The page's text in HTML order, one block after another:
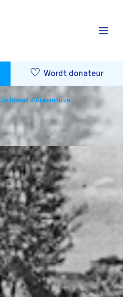
Wordt donateur
Jachtwerf s' Gravenhuize